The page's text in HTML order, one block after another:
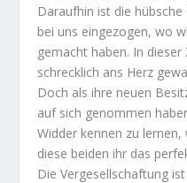
Daraufhin ist die
bei uns eingezogen, wo
gemacht haben. In
schrecklich ans Herz
Doch als ihre neuen
auf sich genommen
Widder kennen zu
diese beiden ihr das
Die Vergesellschaftung